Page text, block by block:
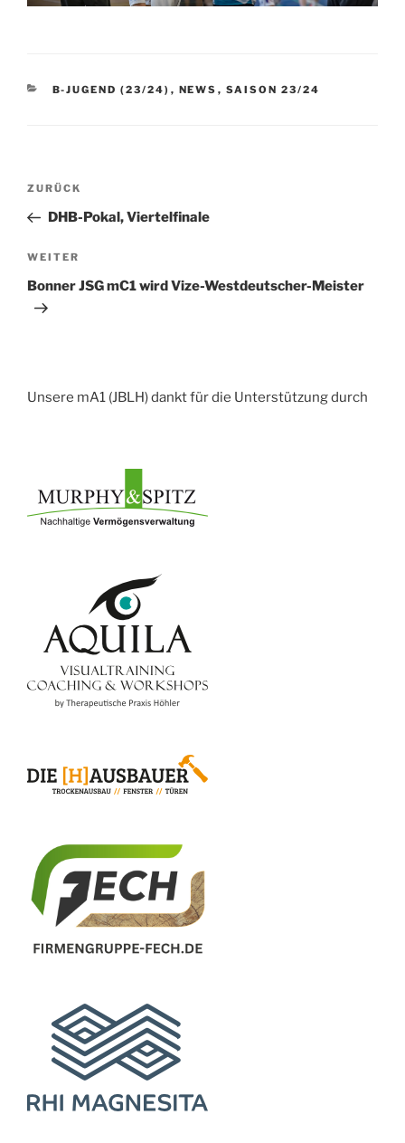
KATEGORIEN
B-JUGEND (23/24) , NEWS , SAISON 23/24
Beitragsnavigation
Vorheriger
Beitrag
ZURÜCK
DHB-Pokal, Viertelfinale
Nächster
Beitrag
WEITER
Bonner JSG mC1 wird Vize-Westdeutscher-Meister
Unsere mA1 (JBLH) dankt für die Unterstützung durch